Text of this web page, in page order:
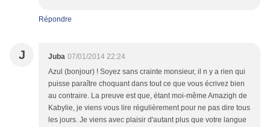
Répondre
J Juba 07/01/2014 22:24
Azul (bonjour) ! Soyez sans crainte monsieur, il n y a rien qui
puisse paraître choquant dans tout ce que vous écrivez bien
au contraire. La preuve est que, étant moi-même Amazigh de
Kabylie, je viens vous lire régulièrement pour ne pas dire tous
les jours. Je viens avec plaisir d'autant plus que votre langue